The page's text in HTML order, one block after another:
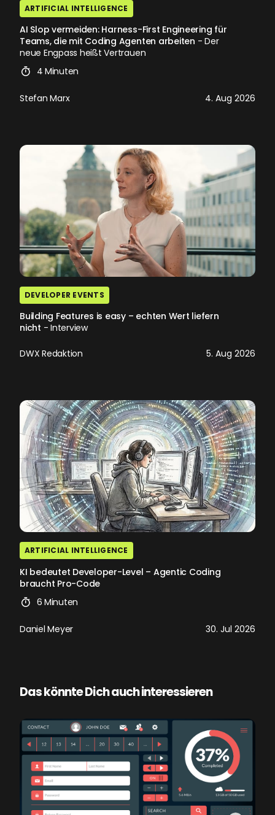
ARTIFICIAL INTELLIGENCE
AI Slop vermeiden: Harness-First Engineering für
Teams, die mit Coding Agenten arbeiten - Der
neue Engpass heißt Vertrauen
4 Minuten
Stefan Marx 4. Aug 2026
DEVELOPER EVENTS
Building Features is easy – echten Wert liefern
nicht - Interview
DWX Redaktion 5. Aug 2026
ARTIFICIAL INTELLIGENCE
KI bedeutet Developer-Level – Agentic Coding
braucht Pro-Code
6 Minuten
Daniel Meyer 30. Jul 2026
Das könnte Dich auch interessieren